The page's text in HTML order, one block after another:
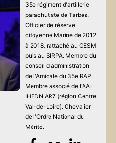
35e régiment d'artillerie
parachutiste de Tarbes.
Officier de réserve
citoyenne Marine de 2012
à 2018, rattaché au CESM
puis au SIRPA. Membre du
conseil d'administration
de l'Amicale du 35e RAP.
Membre associé de l'AA-
IHEDN AR7 (région Centre
Val-de-Loire). Chevalier
de l'Ordre National du
Mérite.